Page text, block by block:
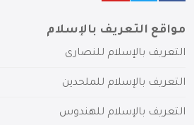
مواقع التعريف بالإسلام
التعريف بالإسلام للنصارى
التعريف بالإسلام للملحدين
التعريف بالإسلام للهندوس